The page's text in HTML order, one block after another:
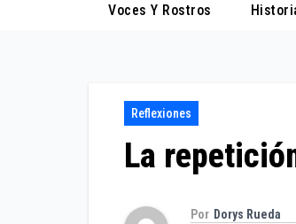
Voces Y Rostros
Reflexiones
La
Por Dorys Rueda